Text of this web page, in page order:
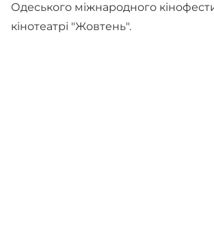
Одеського міжнародного
кінотеатрі "Жовтень".